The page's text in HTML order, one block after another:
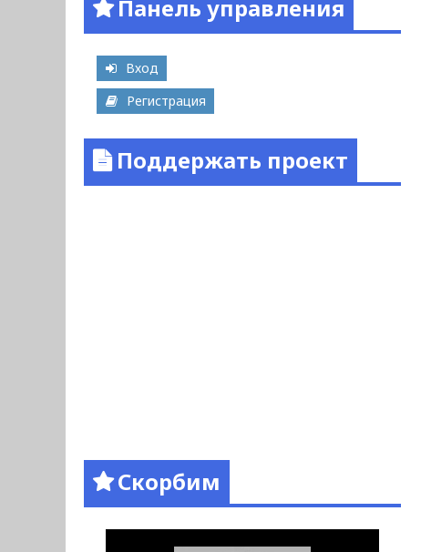
Панель управления
Вход
Регистрация
Поддержать проект
Скорбим